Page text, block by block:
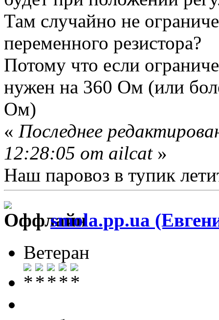
Там случайно не
переменного резистора?
Потому что если
нужен на 360 Ом (или
Ом)
« Последнее
12:28:05 от ailcat»
Наш паровоз в тупик
smola.pp.ua
Ветеран